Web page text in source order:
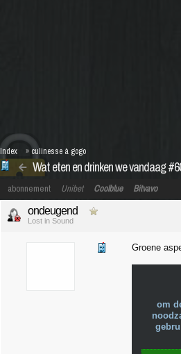
Wat eten en drinken we vandaag
Index » culinesse à gogo
abonnement Unibet Coolblue Bitvavo
ondeugend
Lost in Sound
Groene
om